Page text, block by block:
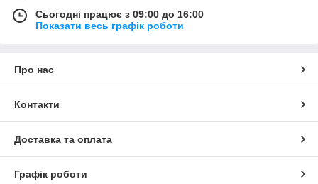
Сьогодні працює з 09:00 до 16:00
Показати весь графік роботи
Про нас
Контакти
Доставка та оплата
Графік роботи